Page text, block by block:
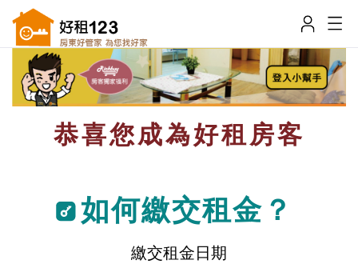
恭喜您成為好租房客
如何繳交租金？
繳交租金日期